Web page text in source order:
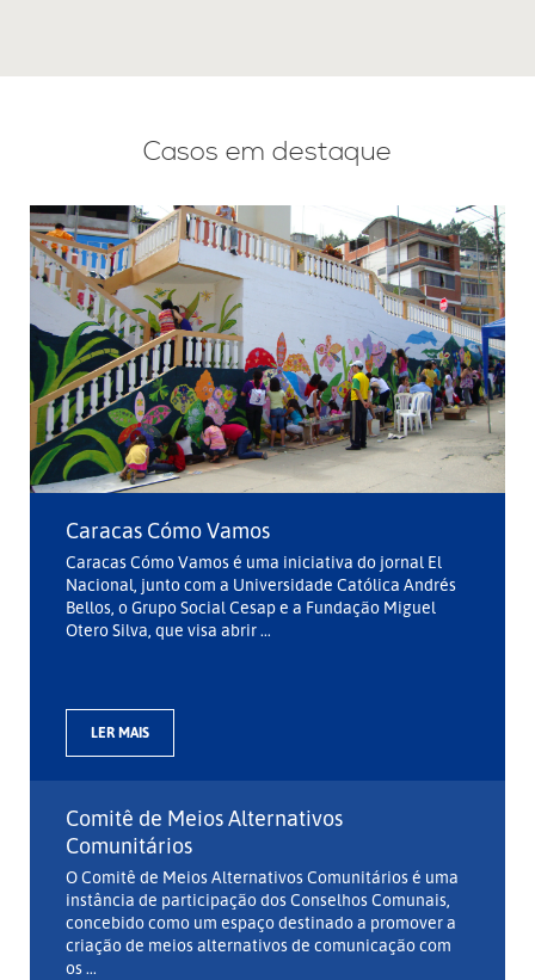
Casos em destaque
Caracas Cómo Vamos
Caracas Cómo Vamos é uma iniciativa do jornal El
Nacional, junto com a Universidade Católica Andrés
Bellos, o Grupo Social Cesap e a Fundação Miguel
Otero Silva, que visa abrir ...
LER MAIS
Comitê de Meios Alternativos
Comunitários
O Comitê de Meios Alternativos Comunitários é uma
instância de participação dos Conselhos Comunais,
concebido como um espaço destinado a promover a
criação de meios alternativos de comunicação com
os ...